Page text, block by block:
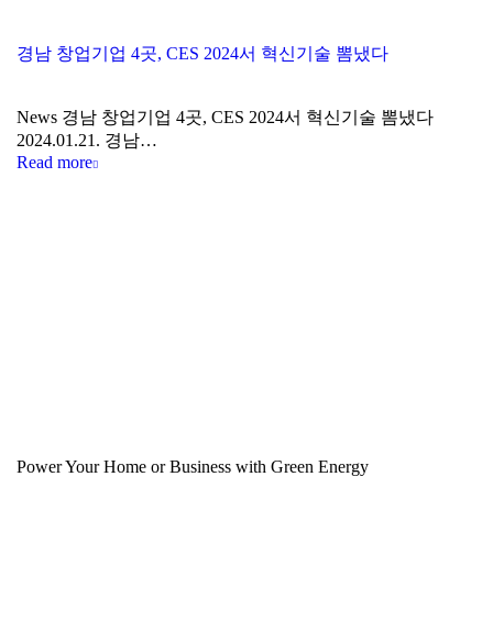
경남 창업기업 4곳, CES 2024서 혁신기술 뽐냈다
News 경남 창업기업 4곳, CES 2024서 혁신기술 뽐냈다
2024.01.21. 경남…
Read more
Power Your Home or Business with Green Energy